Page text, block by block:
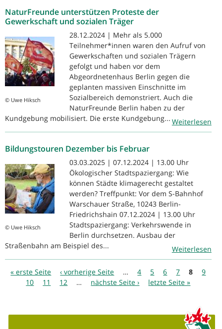
NaturFreunde unterstützen Proteste der
Gewerkschaft und sozialen Träger
© Uwe Hiksch
28.12.2024 | Mehr als 5.000
Teilnehmer*innen waren den Aufruf von
Gewerkschaften und sozialen Trägern
gefolgt und haben vor dem
Abgeordnetenhaus Berlin gegen die
geplanten massiven Einschnitte im
Sozialbereich demonstriert. Auch die
NaturFreunde Berlin haben zu der
Kundgebung mobilisiert. Die erste Kundgebung... Weiterlesen
Bildungstouren Dezember bis Februar
© Uwe Hiksch
03.03.2025 | 07.12.2024 | 13.00 Uhr
Ökologischer Stadtspaziergang: Wie
können Städte klimagerecht gestaltet
werden? Treffpunkt: Vor dem S-Bahnhof
Warschauer Straße, 10243 Berlin-
Friedrichshain 07.12.2024 | 13.00 Uhr
Stadtspaziergang: Verkehrswende in
Berlin durchsetzen. Ausbau der
Straßenbahn am Beispiel des...
Weiterlesen
Seiten
« erste Seite ‹ vorherige Seite … 4 5 6 7 8
9
10
11 12 … nächste Seite › letzte Seite »